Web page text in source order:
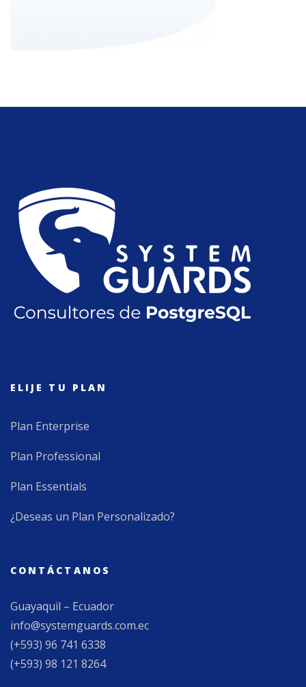
ELIJE TU PLAN
Plan Enterprise
Plan Professional
Plan Essentials
¿Deseas un Plan Personalizado?
CONTÁCTANOS
Guayaquil – Ecuador
info@systemguards.com.ec
(+593) 96 741 6338
(+593) 98 121 8264